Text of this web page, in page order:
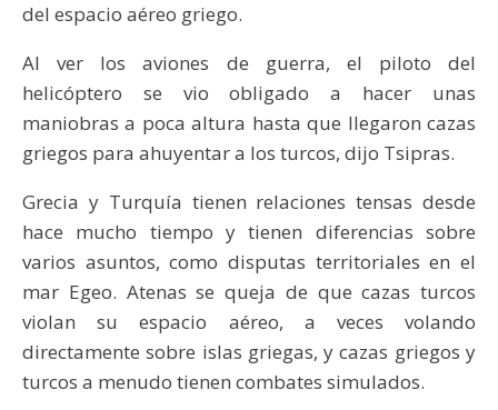
del espacio aéreo griego.
Al ver los aviones de guerra, el piloto del
helicóptero se vio obligado a hacer unas
maniobras a poca altura hasta que llegaron cazas
griegos para ahuyentar a los turcos, dijo Tsipras.
Grecia y Turquía tienen relaciones tensas desde
hace mucho tiempo y tienen diferencias sobre
varios asuntos, como disputas territoriales en el
mar Egeo. Atenas se queja de que cazas turcos
violan su espacio aéreo, a veces volando
directamente sobre islas griegas, y cazas griegos y
turcos a menudo tienen combates simulados.